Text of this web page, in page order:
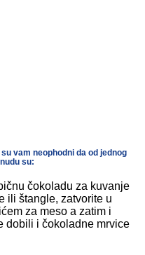
vam neophodni da od jednog
su:
čokoladu za kuvanje
ili štangle, zatvorite u
za meso a zatim i
dobili i čokoladne mrvice